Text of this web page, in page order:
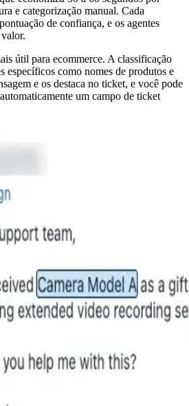
e categorização manual. Cada
de confiança, e os agentes
útil para ecommerce. A classificação
específicos como nomes de produtos e
e os destaca no ticket, e você pode
um campo de ticket